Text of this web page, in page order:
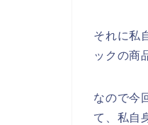
それに私
ックの商
なので今
て、私自